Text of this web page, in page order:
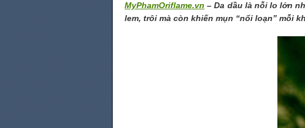
MyPhamOriflame.vn – Da dầu là nỗi lo lớn
lem, trôi mà còn khiến mụn “nổi loạn” mỗi